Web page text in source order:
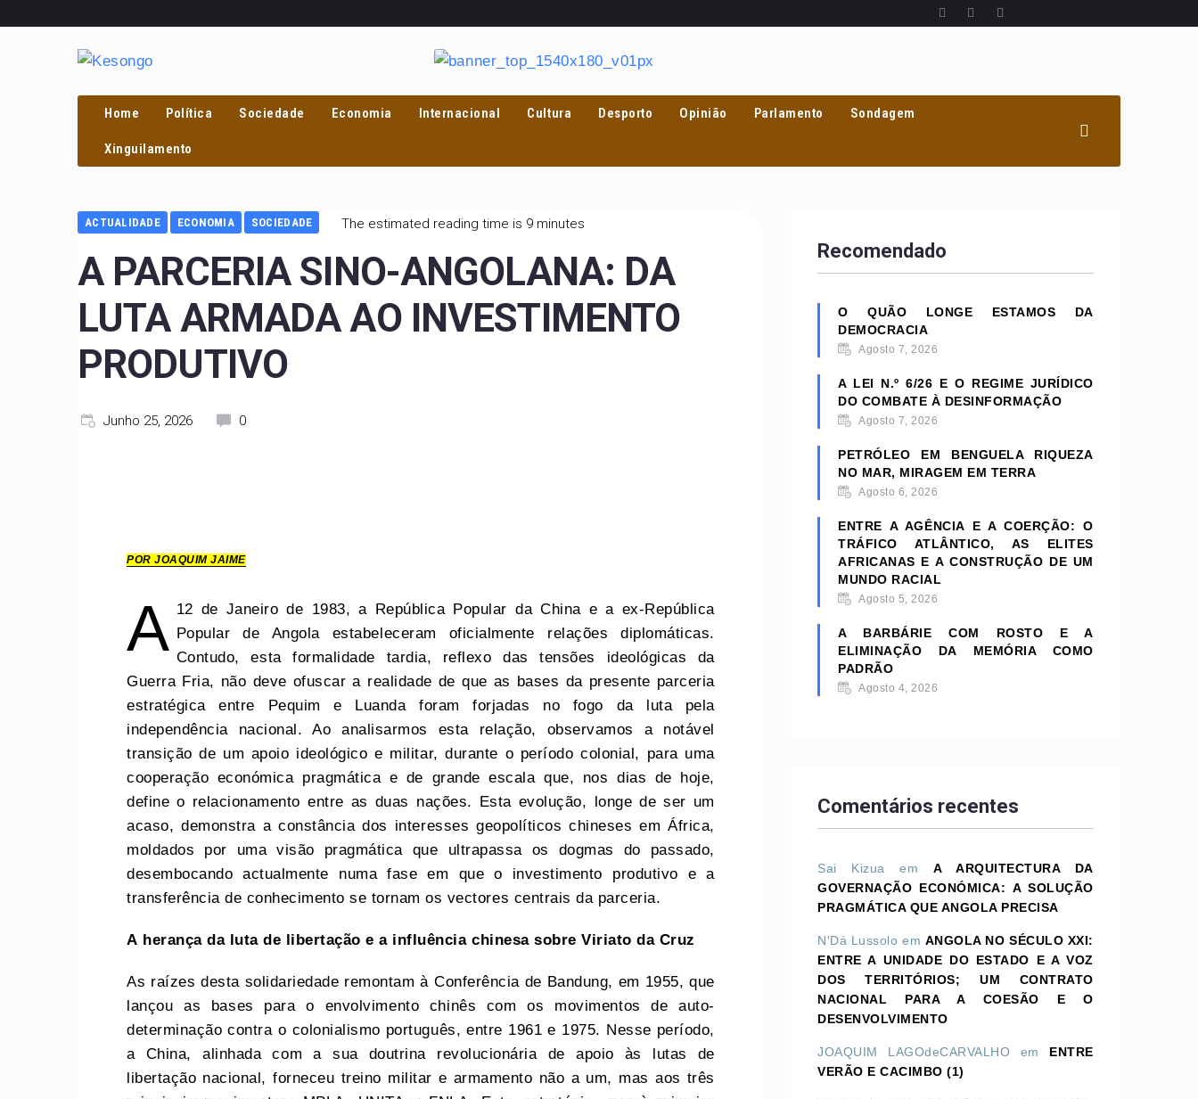
Home Política Sociedade Economia Internacional Cultura Desporto Opinião Parlamento Sondagem
Xinguilamento
ACTUALIDADE ECONOMIA SOCIEDADE The estimated reading time is 9 minutes
A PARCERIA SINO-ANGOLANA: DA
LUTA ARMADA AO INVESTIMENTO
PRODUTIVO
Junho 25, 2026 0
POR JOAQUIM JAIME
A 12 de Janeiro de 1983, a República Popular da China e a ex-República
Popular de Angola estabeleceram oficialmente relações diplomáticas.
Contudo, esta formalidade tardia, reflexo das tensões ideológicas da
Guerra Fria, não deve ofuscar a realidade de que as bases da presente parceria
estratégica entre Pequim e Luanda foram forjadas no fogo da luta pela
independência nacional. Ao analisarmos esta relação, observamos a notável
transição de um apoio ideológico e militar, durante o período colonial, para uma
cooperação económica pragmática e de grande escala que, nos dias de hoje,
define o relacionamento entre as duas nações. Esta evolução, longe de ser um
acaso, demonstra a constância dos interesses geopolíticos chineses em África,
moldados por uma visão pragmática que ultrapassa os dogmas do passado,
desembocando actualmente numa fase em que o investimento produtivo e a
transferência de conhecimento se tornam os vectores centrais da parceria.
A herança da luta de libertação e a influênciachinesa sobre Viriato da Cruz
As raízes desta solidariedade remontam à Conferência de Bandung, em 1955, que
lançou as bases para o envolvimento chinês com os movimentos de auto-
determinação contra o colonialismo português, entre 1961 e 1975. Nesse período,
a China, alinhada com a sua doutrina revolucionária de apoio às lutas de
libertação nacional, forneceu treino militar e armamento não a um, mas aos três
Recomendado
O QUÃO LONGE ESTAMOS DA
DEMOCRACIA
Agosto 7, 2026
A LEI N.º 6/26 E O REGIME JURÍDICO
DO COMBATE À DESINFORMAÇÃO
Agosto 7, 2026
PETRÓLEO EM BENGUELA RIQUEZA
NO MAR, MIRAGEM EM TERRA
Agosto 6, 2026
ENTRE A AGÊNCIA E A COERÇÃO: O
TRÁFICO ATLÂNTICO, AS ELITES
AFRICANAS E A CONSTRUÇÃO DE UM
MUNDO RACIAL
Agosto 5, 2026
A BARBÁRIE COM ROSTO E A
ELIMINAÇÃO DA MEMÓRIA COMO
PADRÃO
Agosto 4, 2026
Comentários recentes
Sai Kizua emA ARQUITECTURA DA
GOVERNAÇÃO ECONÓMICA: A SOLUÇÃO
PRAGMÁTICA QUE ANGOLA PRECISA
N'Dá Lussolo em ANGOLA NO SÉCULO XXI:
ENTRE A UNIDADE DO ESTADO E A VOZ
DOS TERRITÓRIOS; UM CONTRATO
NACIONAL PARA A COESÃO E O
DESENVOLVIMENTO
JOAQUIM LAGOdeCARVALHO em ENTRE
VERÃO E CACIMBO (1)